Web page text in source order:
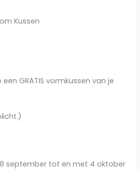
Kussen
GRATIS vormkussen van je
september tot en met 4 oktober